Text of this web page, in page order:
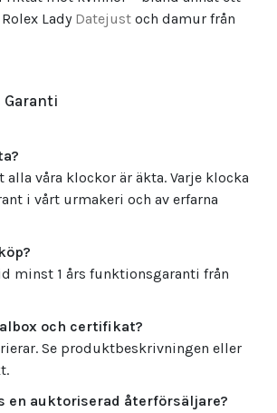
Lady Datejustoch damur från
alla våra klockor är äkta. Varje klocka
i vårt urmakeri och av erfarna
minst 1 års funktionsgaranti från
och certifikat?
Se produktbeskrivningen eller
en auktoriserad återförsäljare?